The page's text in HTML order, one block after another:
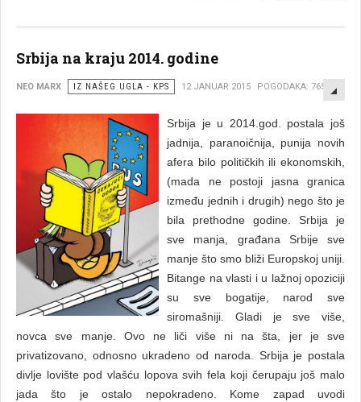
Srbija na kraju 2014. godine
NEO MARX IZ NAŠEG UGLA - KPS 12 JANUAR 2015 POGODAKA: 7657
Srbija je u 2014.god. postala još
jadnija, paranoičnija, punija novih
afera bilo političkih ili ekonomskih,
(mada ne postoji jasna granica
između jednih i drugih) nego što je
bila prethodne godine. Srbija je
sve manja, građana Srbije sve
manje što smo bliži Europskoj uniji.
Bitange na vlasti i u lažnoj opoziciji
su sve bogatije, narod sve
siromašniji. Gladi je sve više,
novca sve manje. Ovo ne liči više ni na šta, jer je sve
privatizovano, odnosno ukradeno od naroda. Srbija je postala
divlje lovište pod vlašću lopova svih fela koji čerupaju još malo
jada što je ostalo nepokradeno. Kome zapad uvodi